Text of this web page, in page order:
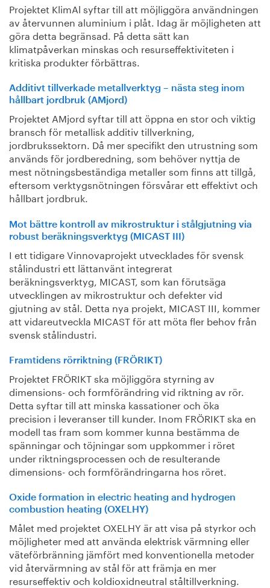
Projektet KlimAl syftar till att möjliggöra användningen
av återvunnen aluminium i plåt. Idag är möjligheten att
göra detta begränsad. På detta sätt kan
klimatpåverkan minskas och resurseffektiviteten i
kritiska produkter förbättras.
Additivt tillverkade metallverktyg – nästa steg inom
hållbart jordbruk (AMjord)
Projektet AMjord syftar till att öppna en stor och viktig
bransch för metallisk additiv tillverkning,
jordbrukssektorn. Då mer specifikt den utrustning som
används för jordberedning, som behöver nyttja de
mest nötningsbeständiga metaller som finns att tillgå,
eftersom verktygsnötningen försvårar ett effektivt och
hållbart jordbruk.
Mot bättre kontroll av mikrostruktur i stålgjutning via
robust beräkningsverktyg (MICAST III)
I ett tidigare Vinnovaprojekt utvecklades för svensk
stålindustri ett lättanvänt integrerat
beräkningsverktyg, MICAST, som kan förutsäga
utvecklingen av mikrostruktur och defekter vid
gjutning av stål. Detta nya projekt, MICAST III, kommer
att vidareutveckla MICAST för att möta fler behov från
svensk stålindustri.
Framtidens rörriktning (FRÖRIKT)
Projektet FRÖRIKT ska möjliggöra styrning av
dimensions- och formförändring vid riktning av rör.
Detta syftar till att minska kassationer och öka
precision i leveranser till kunder. Inom FRÖRIKT ska en
modell tas fram som kommer kunna bestämma de
spänningar och töjningar som uppkommer i röret
under riktningsprocessen och de resulterande
dimensions- och formförändringarna hos röret.
Oxide formation in electric heating and hydrogen
combustion heating (OXELHY)
Målet med projektet OXELHY är att visa på styrkor och
möjligheter med att använda elektrisk värmning eller
väteförbränning jämfört med konventionella metoder
vid återvärmning av stål för att främja en mer
resurseffektiv och koldioxidneutral ståltillverkning.